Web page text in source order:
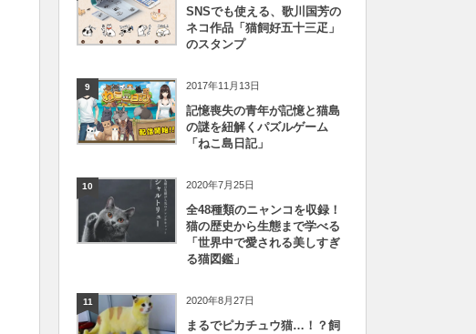
SNSでも使える、歌川国芳の
ネコ作品「猫飼好五十三疋」
のスタンプ
9 2017年11月13日
記憶喪失の青年が記憶と猫島
の謎を紐解くパズルゲーム
「ねこ島日記」
10 2020年7月25日
全48種類のニャンコを収録！
猫の歴史から生態まで学べる
「世界中で愛される美しすぎ
る猫図鑑」
11 2020年8月27日
まるでピカチュウ猫…！？飼